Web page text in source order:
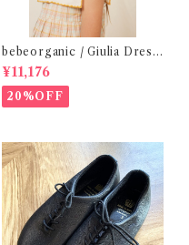
bebeorganic / Giulia Dress
Lagoon Check (2-6y)
¥11,176
20%OFF